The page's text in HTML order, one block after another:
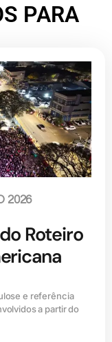
PARA
2026
Roteiro
e referência
a partir do